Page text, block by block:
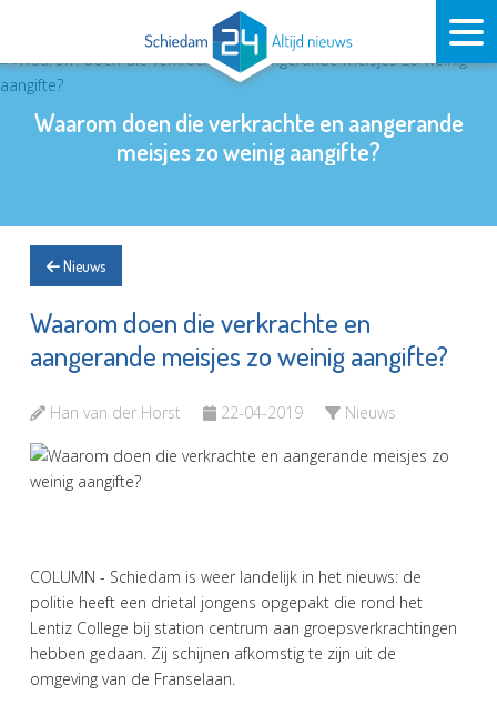
Waarom doen die verkrachte en aangerande
meisjes zo weinig aangifte?
Nieuws
Waarom doen die verkrachte en
aangerande meisjes zo weinig aangifte?
Han van der Horst 22-04-2019 Nieuws
COLUMN - Schiedam is weer landelijk in het nieuws: de
politie heeft een drietal jongens opgepakt die rond het
Lentiz College bij station centrum aan groepsverkrachtingen
hebben gedaan. Zij schijnen afkomstig te zijn uit de
omgeving van de Franselaan.